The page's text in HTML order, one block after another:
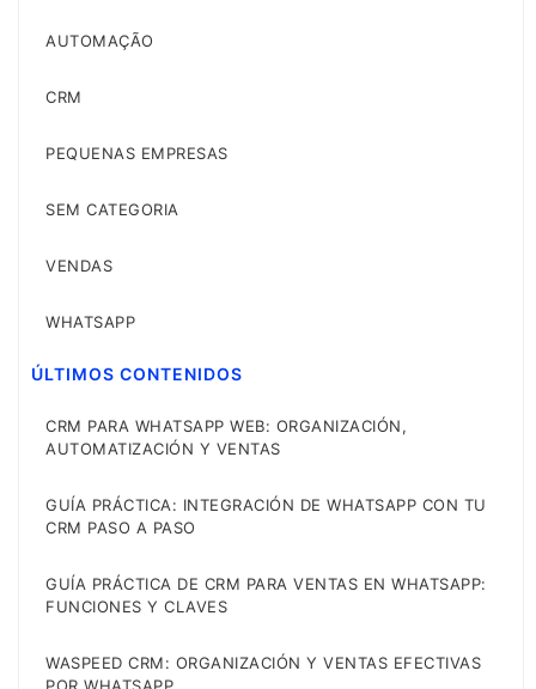
AUTOMAÇÃO
CRM
PEQUENAS EMPRESAS
SEM CATEGORIA
VENDAS
WHATSAPP
ÚLTIMOS CONTENIDOS
CRM PARA WHATSAPP WEB: ORGANIZACIÓN,
AUTOMATIZACIÓN Y VENTAS
GUÍA PRÁCTICA: INTEGRACIÓN DE WHATSAPP CON TU
CRM PASO A PASO
GUÍA PRÁCTICA DE CRM PARA VENTAS EN WHATSAPP:
FUNCIONES Y CLAVES
WASPEED CRM: ORGANIZACIÓN Y VENTAS EFECTIVAS
POR WHATSAPP